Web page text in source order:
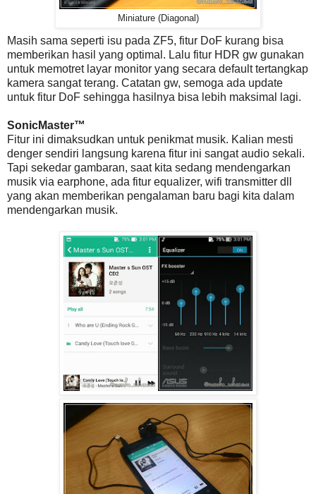
Miniature (Diagonal)
Masih sama seperti isu pada ZF5, fitur DoF kurang bisa
memberikan hasil yang optimal. Lalu fitur HDR gw gunakan
untuk memotret layar monitor yang secara default tertangkap
kamera sangat terang. Catatan gw, semoga ada update
untuk fitur DoF sehingga hasilnya bisa lebih maksimal lagi.
SonicMaster™
Fitur ini dimaksudkan untuk penikmat musik. Kalian mesti
denger sendiri langsung karena fitur ini sangat audio sekali.
Tapi sekedar gambaran, saat kita sedang mendengarkan
musik via earphone, ada fitur equalizer, wifi transmitter dll
yang akan memberikan pengalaman baru bagi kita dalam
mendengarkan musik.